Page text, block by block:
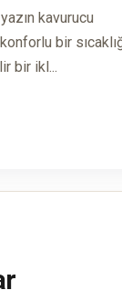
kavurucu
bir
bir ikl...